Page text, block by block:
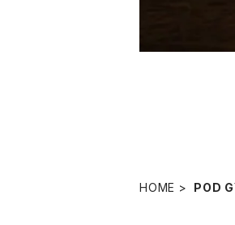
HOME POD